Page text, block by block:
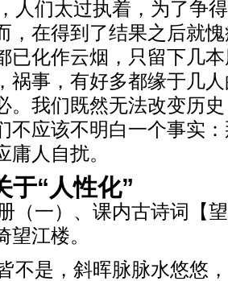
人们太过执着，为了争
，在得到了结果之后就
已化作云烟，只留下几
祸事，有好多都缘于几
。我们既然无法改变历
不应该不明白一个事实
庸人自扰。
于“人性化”
（一）、课内古诗词【
望江楼。
不是，斜晖脉脉水悠悠